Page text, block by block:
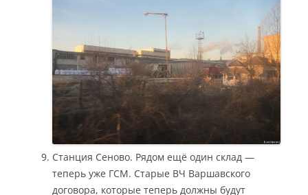
Станция Сеново. Рядом ещё один склад —
теперь уже ГСМ. Старые ВЧ Варшавского
договора, которые теперь должны будут